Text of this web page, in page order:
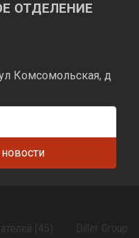
ОТДЕЛЕНИЕ
Комсомольская, д